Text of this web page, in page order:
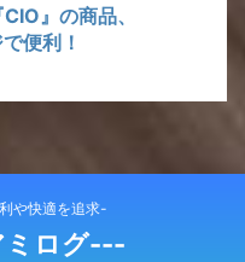
』の商品、
便利！
や快適を追求-
ミログ---